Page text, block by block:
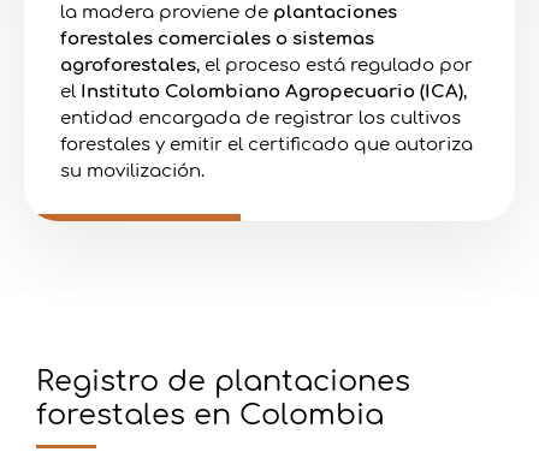
la madera proviene de plantaciones
forestales comerciales o sistemas
agroforestales, el proceso está regulado por
el Instituto Colombiano Agropecuario (ICA),
entidad encargada de registrar los cultivos
forestales y emitir el certificado que autoriza
su movilización.
Registro de plantaciones
forestales en Colombia